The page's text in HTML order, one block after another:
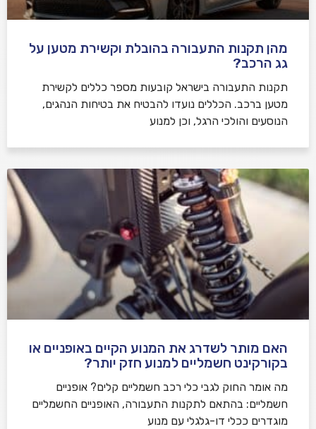
מהן תקנות התעבורה בהובלת וקשירת מטען על
גג הרכב?
תקנות התעבורה בישראל קובעות מספר כללים לקשירת
מטען ברכב. הכללים נועדו להבטיח את בטיחות הנהגים,
הנוסעים והולכי הרגל, וכן למנוע
האם מותר לשדרג את המנוע הקיים באופניים או
בקורקינט חשמליים למנוע חזק יותר?
מה אומר החוק לגבי כלי רכב חשמליים קלים? אופניים
חשמליים: בהתאם לתקנות התעבורה, האופניים החשמליים
מוגדרים ככלי דו-גלגלי עם מנוע